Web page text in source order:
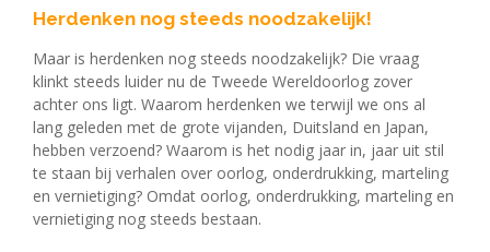
Herdenken nog steeds noodzakelijk!
Maar is herdenken nog steeds noodzakelijk? Die vraag
klinkt steeds luider nu de Tweede Wereldoorlog zover
achter ons ligt. Waarom herdenken we terwijl we ons al
lang geleden met de grote vijanden, Duitsland en Japan,
hebben verzoend? Waarom is het nodig jaar in, jaar uit stil
te staan bij verhalen over oorlog, onderdrukking, marteling
en vernietiging? Omdat oorlog, onderdrukking, marteling en
vernietiging nog steeds bestaan.